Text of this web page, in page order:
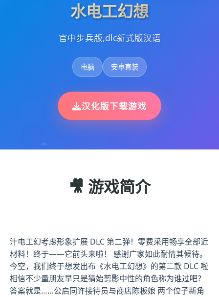
水电工幻想
官中步兵版,dlc新式版汉语
电脑 安卓直装
汉化版下载游戏
🎥 游戏简介
汁电工幻考虑形象扩展 DLC 第二弹！零费采用畅享全部近
材料！终于——它前头来啦！ 感谢广家如此耐情其候待。
今空，我们终于想发出布《水电工幻想》的第二款 DLC 啦
相信不少量朋友早只是猜始剪影中性的角色称为谁过吧？
答案就是……公启同许接待员与商店陈板娘 两个位子新角